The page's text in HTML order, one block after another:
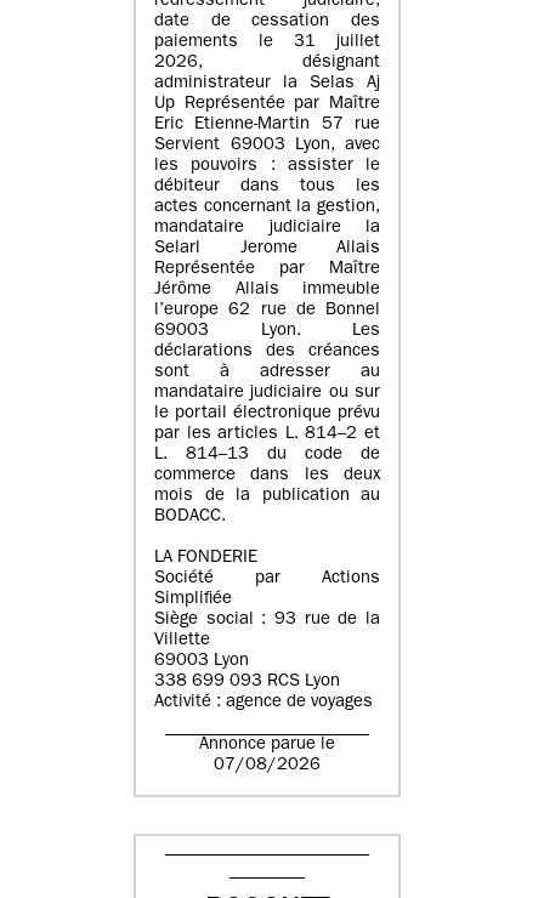
date de cessation des
paiements le 31 juillet
2026, désignant
administrateur la Selas Aj
Up Représentée par Maître
Eric Etienne-Martin 57 rue
Servient 69003 Lyon, avec
les pouvoirs : assister le
débiteur dans tous les
actes concernant la gestion,
mandataire judiciaire la
Selarl Jerome Allais
Représentée par Maître
Jérôme Allais immeuble
l’europe 62 rue de Bonnel
69003 Lyon. Les
déclarations des créances
sont à adresser au
mandataire judiciaire ou sur
le portail électronique prévu
par les articles L. 814–2 et
L. 814–13 du code de
commerce dans les deux
mois de la publication au
BODACC.
LA FONDERIE
Société par Actions
Simplifiée
Siège social : 93 rue de la
Villette
69003 Lyon
338 699 093 RCS Lyon
Activité : agence de voyages
Annonce parue le
07/08/2026